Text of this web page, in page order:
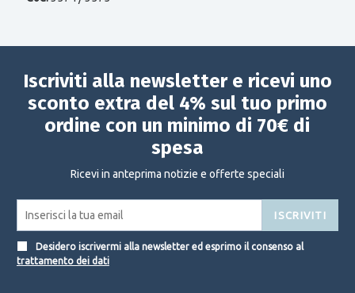
Iscriviti alla newsletter e ricevi uno
sconto extra del 4% sul tuo primo
ordine con un minimo di 70€ di
spesa
Ricevi in anteprima notizie e offerte speciali
ISCRIVITI
Desidero iscrivermi alla newsletter ed esprimo il consenso al
trattamento dei dati